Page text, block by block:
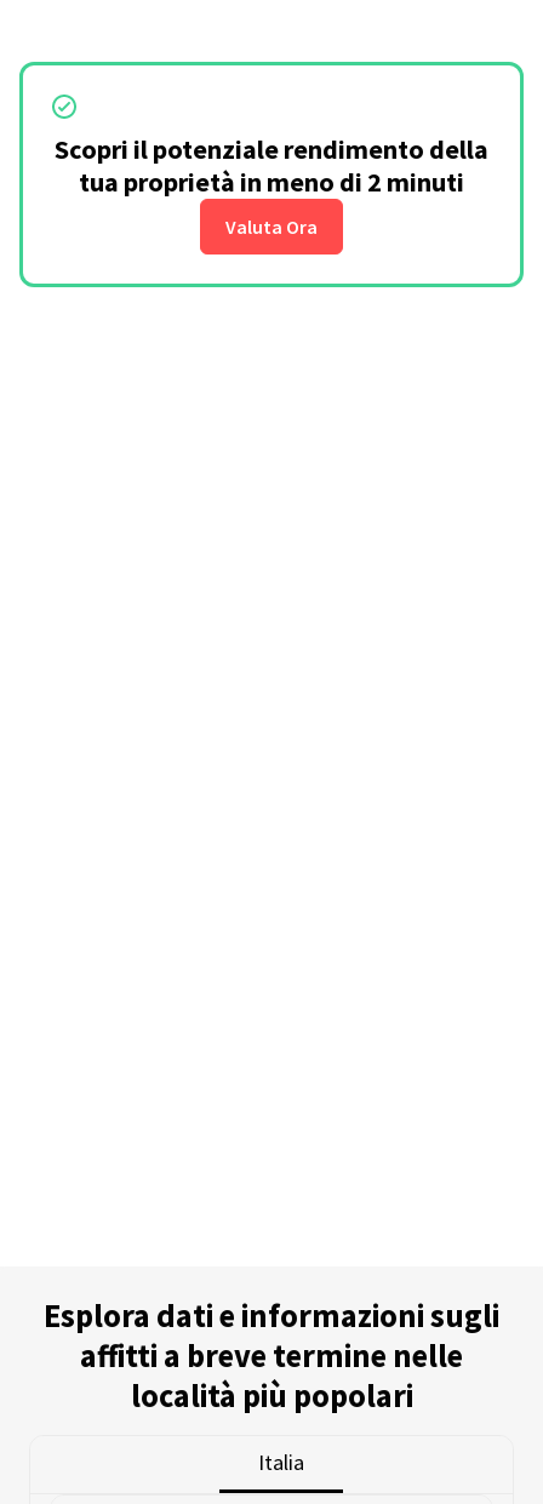
Scopri il potenziale rendimento della
tua proprietà in meno di 2 minuti
Valuta Ora
Esplora dati e informazioni sugli
affitti a breve termine nelle
località più popolari
Italia